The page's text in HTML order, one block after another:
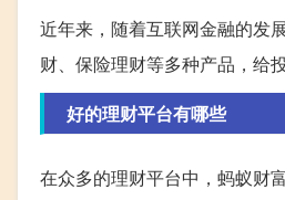
近年来，随着互联网金融的发
财、保险理财等多种产品，给
好的理财平台有哪些
在众多的理财平台中，蚂蚁财